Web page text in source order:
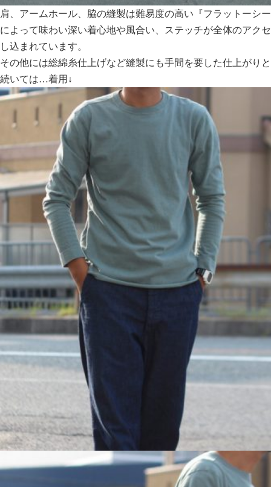
肩、アームホール、脇の縫製は難易度の高い『フラットーシ
によって味わい深い着心地や風合い、ステッチが全体のアク
し込まれています。
その他には総綿糸仕上げなど縫製にも手間を要した仕上がり
続いては…着用↓